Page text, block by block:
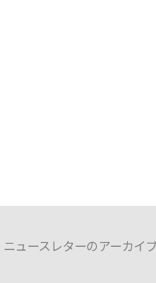
ニュースレターのアーカイ